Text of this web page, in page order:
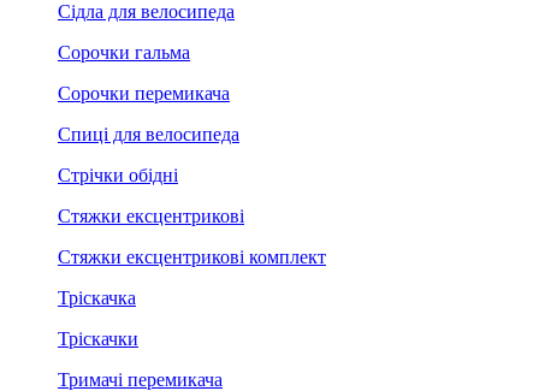
Сідла для велосипеда
Сорочки гальма
Сорочки перемикача
Спиці для велосипеда
Стрічки обідні
Стяжки ексцентрикові
Стяжки ексцентрикові комплект
Тріскачка
Тріскачки
Тримачі перемикача